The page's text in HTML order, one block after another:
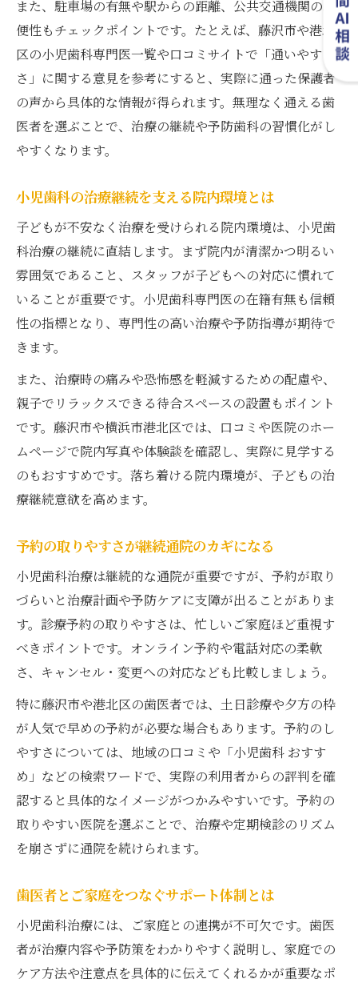
また、駐車場の有無や駅からの距離、公共交通機関の利
便性もチェックポイントです。たとえば、藤沢市や港北
区の小児歯科専門医一覧や口コミサイトで「通いやす
さ」に関する意見を参考にすると、実際に通った保護者
の声から具体的な情報が得られます。無理なく通える歯
医者を選ぶことで、治療の継続や予防歯科の習慣化がし
やすくなります。
小児歯科の治療継続を支える院内環境とは
子どもが不安なく治療を受けられる院内環境は、小児歯
科治療の継続に直結します。まず院内が清潔かつ明るい
雰囲気であること、スタッフが子どもへの対応に慣れて
いることが重要です。小児歯科専門医の在籍有無も信頼
性の指標となり、専門性の高い治療や予防指導が期待で
きます。
また、治療時の痛みや恐怖感を軽減するための配慮や、
親子でリラックスできる待合スペースの設置もポイント
です。藤沢市や横浜市港北区では、口コミや医院のホー
ムページで院内写真や体験談を確認し、実際に見学する
のもおすすめです。落ち着ける院内環境が、子どもの治
療継続意欲を高めます。
予約の取りやすさが継続通院のカギになる
小児歯科治療は継続的な通院が重要ですが、予約が取り
づらいと治療計画や予防ケアに支障が出ることがありま
す。診療予約の取りやすさは、忙しいご家庭ほど重視す
べきポイントです。オンライン予約や電話対応の柔軟
さ、キャンセル・変更への対応なども比較しましょう。
特に藤沢市や港北区の歯医者では、土日診療や夕方の枠
が人気で早めの予約が必要な場合もあります。予約のし
やすさについては、地域の口コミや「小児歯科 おすす
め」などの検索ワードで、実際の利用者からの評判を確
認すると具体的なイメージがつかみやすいです。予約の
取りやすい医院を選ぶことで、治療や定期検診のリズム
を崩さずに通院を続けられます。
歯医者とご家庭をつなぐサポート体制とは
小児歯科治療には、ご家庭との連携が不可欠です。歯医
者が治療内容や予防策をわかりやすく説明し、家庭での
ケア方法や注意点を具体的に伝えてくれるかが重要なポ